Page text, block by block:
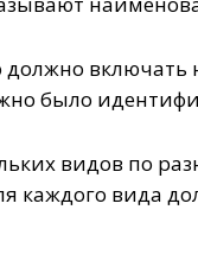
включать
было
видов по
каждого вида